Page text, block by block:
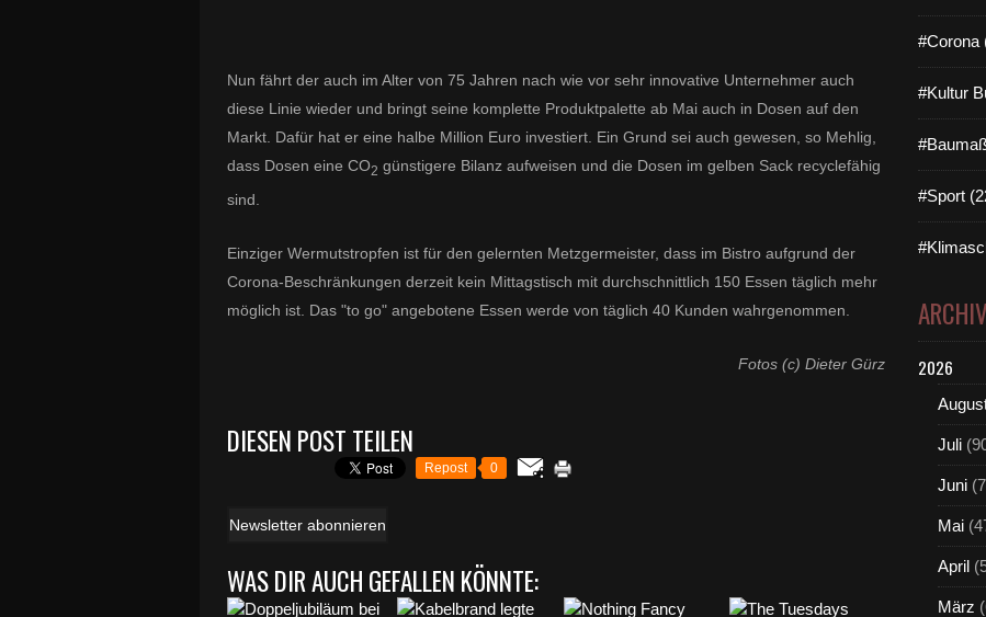
Nun fährt der auch im Alter von 75 Jahren nach wie vor sehr innovative Unternehmer auch
diese Linie wieder und bringt seine komplette Produktpalette ab Mai auch in Dosen auf den
Markt. Dafür hat er eine halbe Million Euro investiert. Ein Grund sei auch gewesen, so Mehlig,
dass Dosen eine CO2 günstigere Bilanz aufweisen und die Dosen im gelben Sack recyclefähig
sind.
Einziger Wermutstropfen ist für den gelernten Metzgermeister, dass im Bistro aufgrund der
Corona-Beschränkungen derzeit kein Mittagstisch mit durchschnittlich 150 Essen täglich mehr
möglich ist. Das "to go" angebotene Essen werde von täglich 40 Kunden wahrgenommen.
Fotos (c) Dieter Gürz
DIESEN POST TEILEN
Repost 0
Newsletter abonnieren
WAS DIR AUCH GEFALLEN KÖNNTE:
#Corona
#Kultur
#Sport
2026
Juli
Juni
Mai
April
März